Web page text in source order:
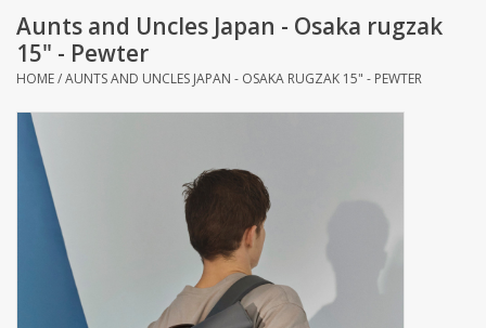
Tas
Rugtas
Koffer
Accessoires
Business
Secrid portemonnee
Aunts and Uncles Japan - Osaka rugzak
15" - Pewter
HOME/AUNTS AND UNCLES JAPAN - OSAKA RUGZAK 15" - PEWTER